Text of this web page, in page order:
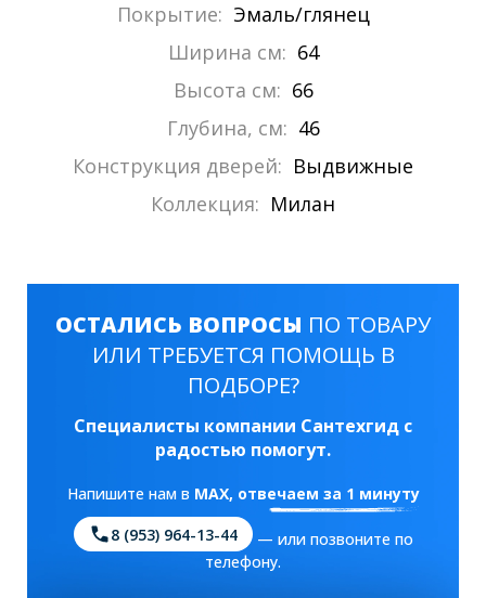
Покрытие: Эмаль/глянец
Ширина см: 64
Высота см: 66
Глубина, см: 46
Конструкция дверей: Выдвижные
Коллекция: Милан
ОСТАЛИСЬ ВОПРОСЫ ПО ТОВАРУ
ИЛИ ТРЕБУЕТСЯ ПОМОЩЬ В
ПОДБОРЕ?
Специалисты компании Сантехгид с
радостью помогут.
Напишите нам в MAX, отвечаем за 1 минуту
8 (953) 964-13-44
— или позвоните по
телефону.